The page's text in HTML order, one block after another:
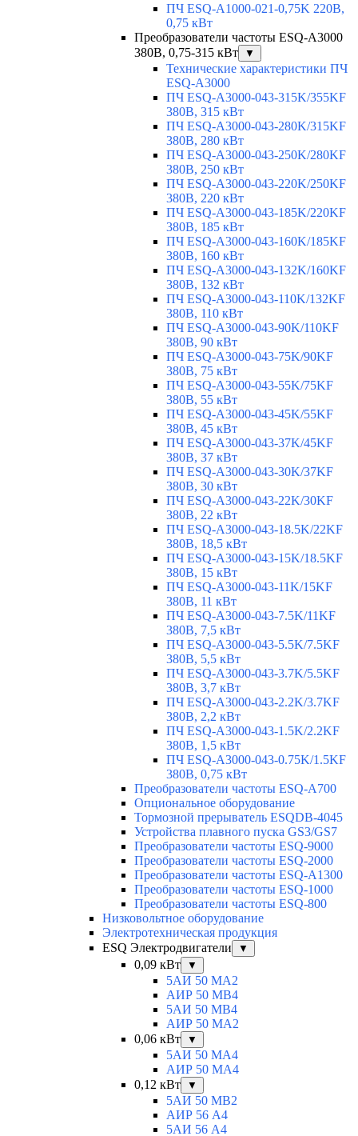
ПЧ ESQ-A1000-021-0,75K 220В,
0,75 кВт
Преобразователи частоты ESQ-A3000
380В, 0,75-315 кВт
▼
Технические характеристики ПЧ
ESQ-A3000
ПЧ ESQ-A3000-043-315K/355KF
380В, 315 кВт
ПЧ ESQ-A3000-043-280K/315KF
380В, 280 кВт
ПЧ ESQ-A3000-043-250K/280KF
380В, 250 кВт
ПЧ ESQ-A3000-043-220K/250KF
380В, 220 кВт
ПЧ ESQ-A3000-043-185K/220KF
380В, 185 кВт
ПЧ ESQ-A3000-043-160K/185KF
380В, 160 кВт
ПЧ ESQ-A3000-043-132K/160KF
380В, 132 кВт
ПЧ ESQ-A3000-043-110K/132KF
380В, 110 кВт
ПЧ ESQ-A3000-043-90K/110KF
380В, 90 кВт
ПЧ ESQ-A3000-043-75K/90KF
380В, 75 кВт
ПЧ ESQ-A3000-043-55K/75KF
380В, 55 кВт
ПЧ ESQ-A3000-043-45K/55KF
380В, 45 кВт
ПЧ ESQ-A3000-043-37K/45KF
380В, 37 кВт
ПЧ ESQ-A3000-043-30K/37KF
380В, 30 кВт
ПЧ ESQ-A3000-043-22K/30KF
380В, 22 кВт
ПЧ ESQ-A3000-043-18.5K/22KF
380В, 18,5 кВт
ПЧ ESQ-A3000-043-15K/18.5KF
380В, 15 кВт
ПЧ ESQ-A3000-043-11K/15KF
380В, 11 кВт
ПЧ ESQ-A3000-043-7.5K/11KF
380В, 7,5 кВт
ПЧ ESQ-A3000-043-5.5K/7.5KF
380В, 5,5 кВт
ПЧ ESQ-A3000-043-3.7K/5.5KF
380В, 3,7 кВт
ПЧ ESQ-A3000-043-2.2K/3.7KF
380В, 2,2 кВт
ПЧ ESQ-A3000-043-1.5K/2.2KF
380В, 1,5 кВт
ПЧ ESQ-A3000-043-0.75K/1.5KF
380В, 0,75 кВт
Преобразователи частоты ESQ-A700
Опциональное оборудование
Тормозной прерыватель ESQDB-4045
Устройства плавного пуска GS3/GS7
Преобразователи частоты ESQ-9000
Преобразователи частоты ESQ-2000
Преобразователи частоты ESQ-A1300
Преобразователи частоты ESQ-1000
Преобразователи частоты ESQ-800
Низковольтное оборудование
Электротехническая продукция
ESQ Электродвигатели
▼
0,09 кВт ▼
5АИ 50 МА2
АИР 50 МВ4
5АИ 50 МB4
АИР 50 МА2
0,06 кВт
▼
5АИ 50 МА4
АИР 50 MA4
0,12 кВт
▼
5АИ 50 МB2
АИР 56 А4
5АИ 56 A4